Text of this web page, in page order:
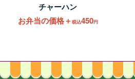
チャーハン
お弁当の価格＋ 税込450円